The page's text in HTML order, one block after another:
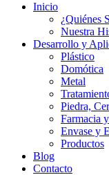
Inicio
¿Quiénes
Nuestra
Desarrollo y
Plástico
Domótica
Metal
Piedra,
Farmacia
Envase y
Productos
Blog
Contacto